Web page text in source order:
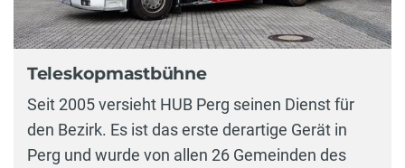
Teleskopmastbühne
Seit 2005 versieht HUB Perg seinen Dienst für
den Bezirk. Es ist das erste derartige Gerät in
Perg und wurde von allen 26 Gemeinden des